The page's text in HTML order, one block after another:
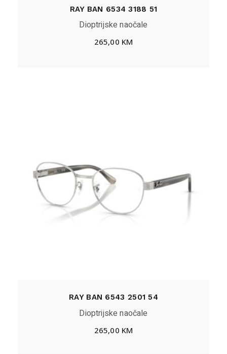
RAY BAN 6534 3188 51
Dioptrijske naočale
265,00 KM
RAY BAN 6543 2501 54
Dioptrijske naočale
265,00 KM